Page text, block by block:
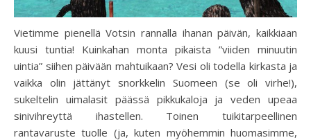
Vietimme pienellä Votsin rannalla ihanan päivän, kaikkiaan
kuusi tuntia! Kuinkahan monta pikaista ”viiden minuutin
uintia” siihen päivään mahtuikaan? Vesi oli todella kirkasta ja
vaikka olin jättänyt snorkkelin Suomeen (se oli virhe!),
sukeltelin uimalasit päässä pikkukaloja ja veden upeaa
sinivihreyttä ihastellen. Toinen tuikitarpeellinen
rantavaruste tuolle (ja, kuten myöhemmin huomasimme,